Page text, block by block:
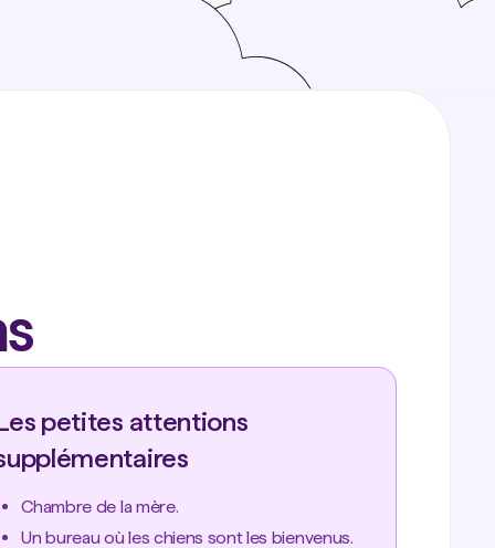
petites attentions
Chambre de la mère.
Un bureau où les chiens sont les bienvenus.